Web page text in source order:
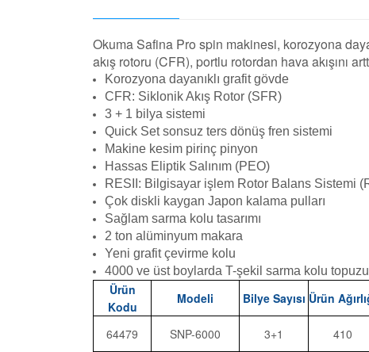
Okuma Safina Pro spin makinesi, korozyona
akış rotoru (CFR), portlu rotordan hava akışını
Korozyona dayanıklı grafit gövde
CFR: Siklonik Akış Rotor (SFR)
3 + 1 bilya sistemi
Quick Set sonsuz ters dönüş fren sistemi
Makine kesim pirinç pinyon
Hassas Eliptik Salınım (PEO)
RESII: Bilgisayar işlem Rotor Balans Sistemi
Çok diskli kaygan Japon kalama pulları
Sağlam sarma kolu tasarımı
2 ton alüminyum makara
Yeni grafit çevirme kolu
4000 ve üst boylarda T-şekil sarma kolu topuzu
Ürün
Kodu
Modeli Bilye Sayısı Ürün
64479 SNP-6000 3+1 410